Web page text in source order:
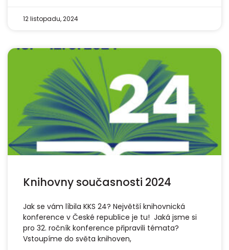
12 listopadu, 2024
Knihovny současnosti 2024
Jak se vám líbila KKS 24? Největší knihovnická
konference v České republice je tu! Jaká jsme si
pro 32. ročník konference připravili témata?
Vstoupíme do světa knihoven,